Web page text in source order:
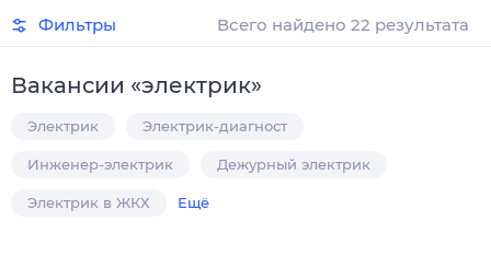
Фильтры Всего найдено 22 результата
Вакансии «электрик»
Электрик Электрик-диагност
Инженер-электрик Дежурный электрик
Электрик в ЖКХ Ещё